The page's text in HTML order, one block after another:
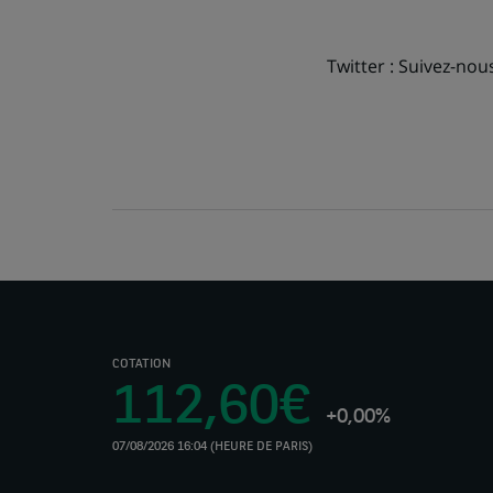
Twitter : Suivez-
COTATION
112,60€ +0,00%
07/08/2026 16:04 (HEURE DE PARIS)